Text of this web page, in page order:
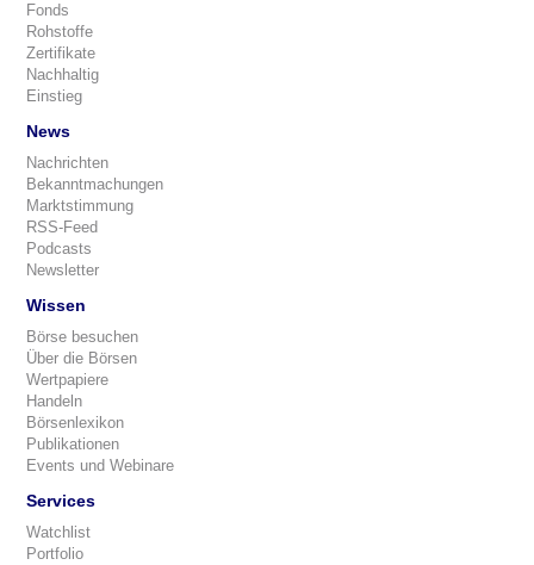
Fonds
Rohstoffe
Zertifikate
Nachhaltig
Einstieg
News
Nachrichten
Bekanntmachungen
Marktstimmung
RSS-Feed
Podcasts
Newsletter
Wissen
Börse besuchen
Über die Börsen
Wertpapiere
Handeln
Börsenlexikon
Publikationen
Events und Webinare
Services
Watchlist
Portfolio